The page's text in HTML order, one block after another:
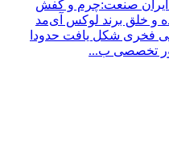
صنعت:چرم و کفش
و خلق برند لوکس آی‌مد
فخری شکل یافت حدودا
تخصصی ب...